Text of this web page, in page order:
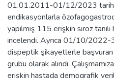
01.01.2011-01/12/2023
endikasyonlarla
yapılmış 115 erişkin siroz
incelendi. Ayrıca 01/10/
dispeptik şikayetlerle
grubu olarak alındı.
erişkin hastada demografik